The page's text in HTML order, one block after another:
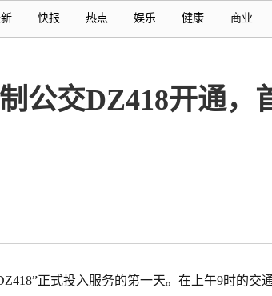
快报 热点 娱乐 健康 商业
公交DZ418开通，
正式投入服务的第一天。在上午9时的交通